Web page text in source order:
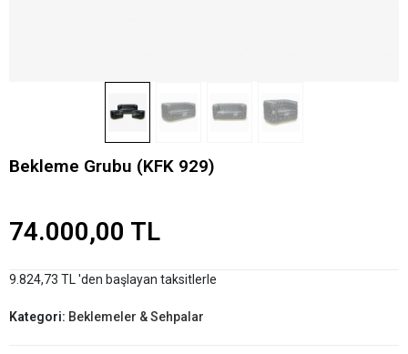
Bekleme Grubu (KFK 929)
74.000,00 TL
9.824,73 TL 'den başlayan taksitlerle
Kategori: Beklemeler & Sehpalar